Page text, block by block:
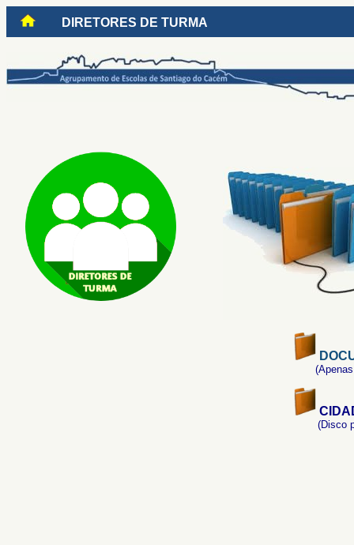
D IRETORES DE TURMA
(Disco